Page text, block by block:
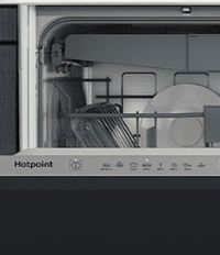
Духовые шкафы
Кухонные плиты
Вытяжки
Микроволновые печи